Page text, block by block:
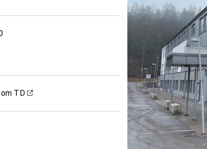
TD